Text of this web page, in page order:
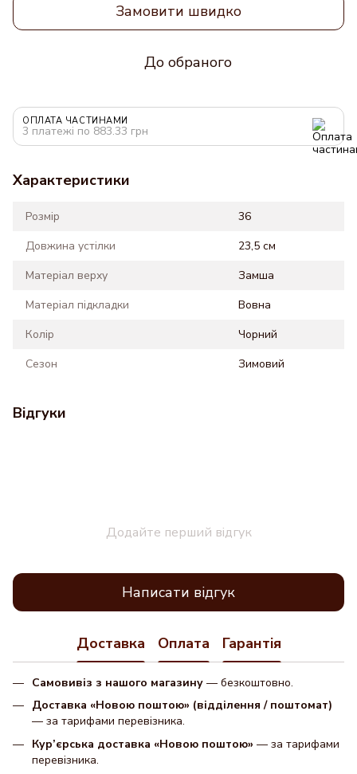
Замовити швидко
До обраного
ОПЛАТА ЧАСТИНАМИ
3 платежі по 883.33 грн
Характеристики
Розмір
36
Довжина устілки
23,5 см
Матеріал верху
Замша
Матеріал підкладки
Вовна
Колір
Чорний
Сезон
Зимовий
Відгуки
Додайте перший відгук
Написати відгук
Доставка Оплата Гарантія
Самовивіз з нашого магазину — безкоштовно.
Доставка «Новою поштою» (відділення / поштомат)
— за тарифами перевізника.
Кур’єрська доставка «Новою поштою» — за тарифами
перевізника.